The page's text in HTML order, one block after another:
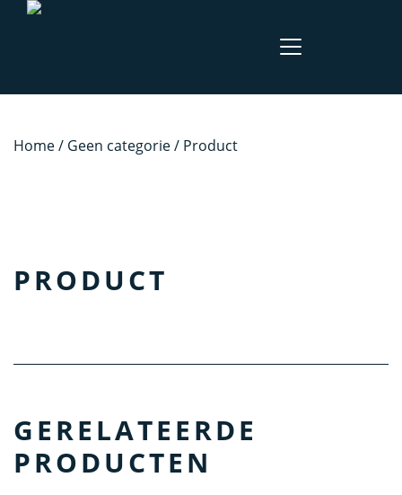
Home/ Geen categorie/ Product
PRODUCT
GERELATEERDE
PRODUCTEN